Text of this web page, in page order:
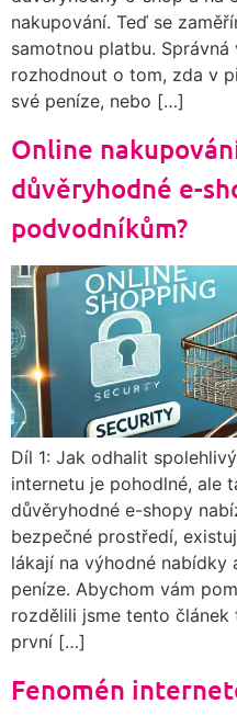
nakupování. Teď se
samotnou platbu.
rozhodnout o tom, zda v
své peníze, nebo […]
Online
důvěryhodné e-
podvodníkům?
Díl 1: Jak odhalit
internetu je pohodlné, ale
důvěryhodné e-shopy
bezpečné prostředí,
lákají na výhodné nabídky
peníze. Abychom vám
rozdělili jsme tento
první […]
Fenomén